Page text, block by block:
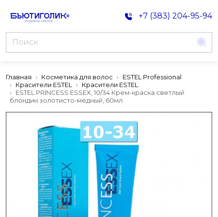
+7 (383) 204-95-94
Главная Косметика для волос
ESTEL Professional
Красители ESTEL
Красители ESTEL
ESTEL PRINCESS ESSEX, 10/34 Крем-краска светлый
блондин золотисто-медный, 60мл